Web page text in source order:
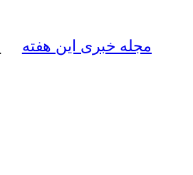
مجله خبری این هفته